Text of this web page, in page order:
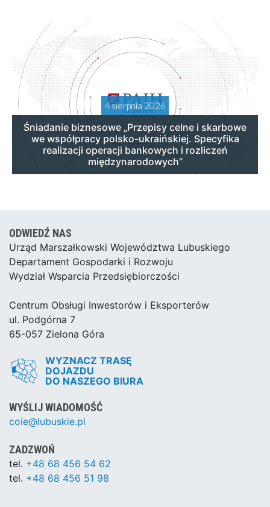
4 sierpnia 2026
Śniadanie biznesowe „Przepisy celne i skarbowe
we współpracy polsko-ukraińskiej. Specyfika
realizacji operacji bankowych i rozliczeń
międzynarodowych”
ODWIEDŹ NAS
Urząd Marszałkowski Województwa Lubuskiego
Departament Gospodarki i Rozwoju
Wydział Wsparcia Przedsiębiorczości
Centrum Obsługi Inwestorów i Eksporterów
ul. Podgórna 7
65-057 Zielona Góra
WYZNACZ TRASĘ
DOJAZDU
DO NASZEGO BIURA
WYŚLIJ WIADOMOŚĆ
coie@lubuskie.pl
ZADZWOŃ
tel. +48 68 456 54 62
tel. +48 68 456 51 98